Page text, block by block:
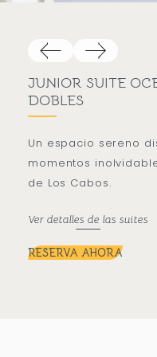
JUNIOR SUITE
DOBLES
Un espacio sereno
momentos
de Los Cabos.
Ver detalles de las suites
RESERVA AHORA